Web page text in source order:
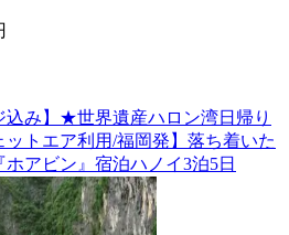
込み】★世界遺産ハロン湾日帰り
トエア利用/福岡発】落ち着いた
アビン』宿泊ハノイ3泊5日